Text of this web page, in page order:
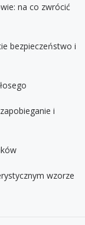
na co zwrócić
bezpieczeństwo i
i
wzorze